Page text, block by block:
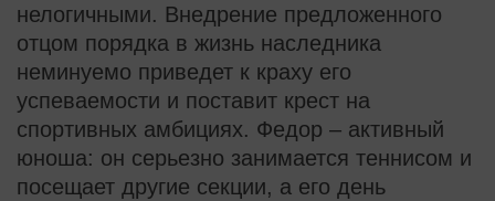
нелогичными. Внедрение предложенного
отцом порядка в жизнь наследника
неминуемо приведет к краху его
успеваемости и поставит крест на
спортивных амбициях. Федор – активный
юноша: он серьезно занимается теннисом и
посещает другие секции, а его день